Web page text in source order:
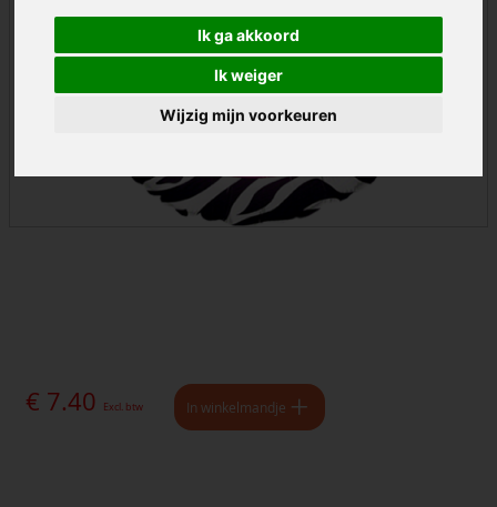
Ik ga akkoord
Ik weiger
Wijzig mijn voorkeuren
€ 7.40 Excl. btw In winkelmandje